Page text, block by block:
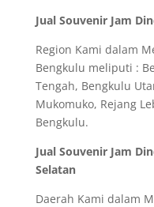
Jual Souvenir Jam
Region Kami dalam
Bengkulu meliputi :
Tengah, Bengkulu
Mukomuko, Rejang
Bengkulu.
Jual Souvenir Jam
Selatan
Daerah Kami dalam